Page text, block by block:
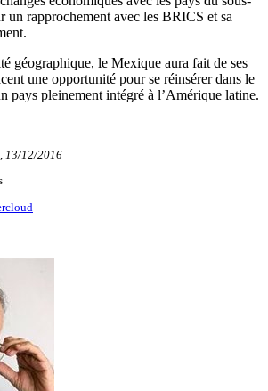
un rapprochement avec les BRICS et sa
géographique, le Mexique aura fait de ses
une opportunité pour se réinsérer dans le
pays pleinement intégré à l’Amérique latine.
, 13/12/2016